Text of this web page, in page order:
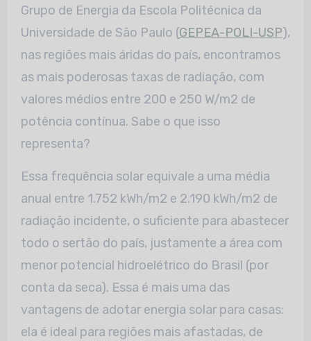
Grupo de Energia da Escola Politécnica da
Universidade de São Paulo (GEPEA-POLI-USP),
nas regiões mais áridas do país, encontramos
as mais poderosas taxas de radiação, com
valores médios entre 200 e 250 W/m2 de
potência contínua. Sabe o que isso
representa?
Essa frequência solar equivale a uma média
anual entre 1.752 kWh/m2 e 2.190 kWh/m2 de
radiação incidente, o suficiente para abastecer
todo o sertão do país, justamente a área com
menor potencial hidroelétrico do Brasil (por
conta da seca). Essa é mais uma das
vantagens de adotar energia solar para casas:
ela é ideal para regiões mais afastadas, de